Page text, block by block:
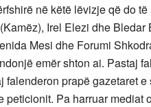
në këtë lëvizje që do
Irel Elezi dhe
Mesi dhe Forumi
emër shton ai. Pastaj
falenderon prapë gazetaret
peticionit. Pa harruar